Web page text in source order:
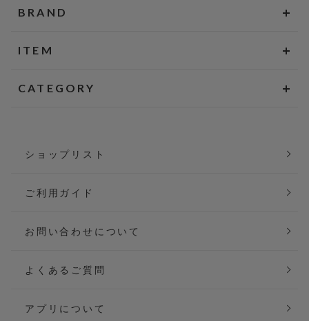
BRAND
ITEM
CATEGORY
ショップリスト
ご利用ガイド
お問い合わせについて
よくあるご質問
アプリについて